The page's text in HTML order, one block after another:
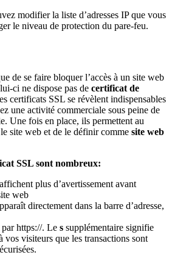
modifier la liste d’adresses IP que vous
le niveau de protection du pare-feu.
de se faire bloquer l’accès à un site web
ci ne dispose pas de certificat de
certificats SSL se révèlent indispensables
une activité commerciale sous peine de
Une fois en place, ils permettent au
site web et de le définir comme site web
SSL sont nombreux:
plus d’avertissement avant
web
directement dans la barre d’adresse,
https://. Le s supplémentaire signifie
vos visiteurs que les transactions sont